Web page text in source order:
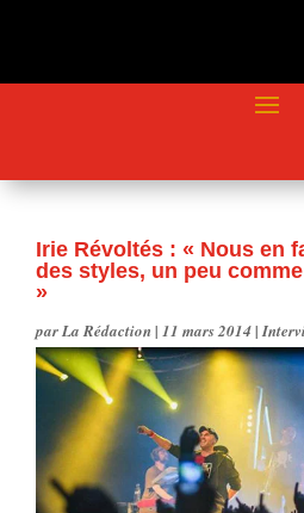
Irie Révoltés : « Nous en
des styles, un peu comme
»
parLa Rédaction| 11 mars 2014|